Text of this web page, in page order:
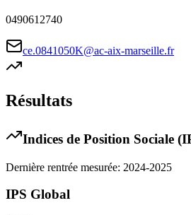
0490612740
ce.0841050K@ac-aix-marseille.fr
Résultats
Indices de Position Sociale
Dernière rentrée mesurée: 2024-2025
IPS Global